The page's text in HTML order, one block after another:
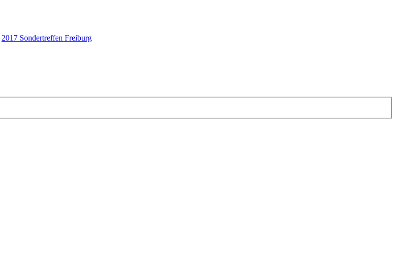
2017 Sondertreffen Freiburg